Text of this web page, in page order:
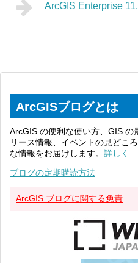
ArcGIS Enterprise
ArcGISブログとは
ArcGIS の便利な使い方、GIS の
リース情報、イベントの見どこ
な情報をお届けします。 詳しく
ブログの定期購読方法
ArcGIS ブログに関する免責